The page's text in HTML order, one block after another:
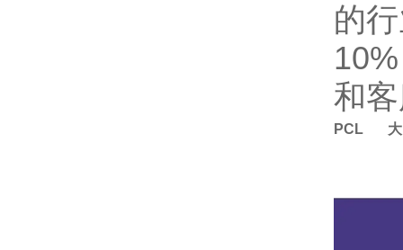
的
和
PCL